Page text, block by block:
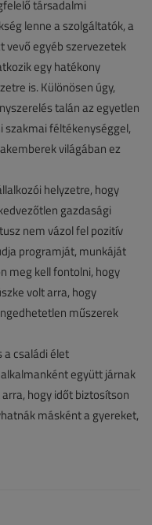
társadalmi
lenne a szolgáltatók, a
vevő egyéb szervezetek
egy hatékony
is. Különösen úgy,
talán az egyetlen
szakmai féltékenységgel,
világában ez
helyzetre, hogy
gazdasági
nem vázol fel pozitív
programját, munkáját
meg kell fontolni, hogy
volt arra, hogy
műszerek
a családi élet
együtt járnak
hogy időt biztosítson
másként a gyereket,